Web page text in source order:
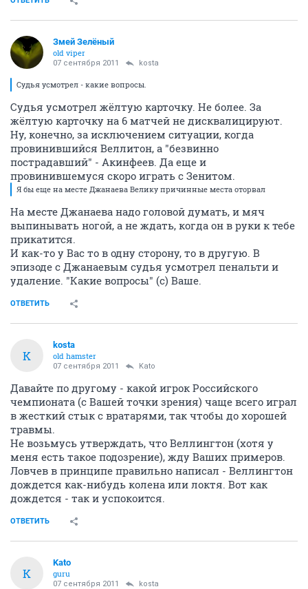
Змей Зелёный
old viper
07 сентября 2011 kosta
Судья усмотрел - какие вопросы.
Судья усмотрел жёлтую карточку. Не более. За
жёлтую карточку на 6 матчей не дисквалицируют.
Ну, конечно, за исключением ситуации, когда
провинившийся Веллитон, а "безвинно
пострадавший" - Акинфеев. Да еще и
провинившемуся скоро играть с Зенитом.
Я бы еще на месте Джанаева Велику причинные места оторвал
На месте Джанаева надо головой думать, и мяч
выпинывать ногой, а не ждать, когда он в руки к тебе
прикатится.
И как-то у Вас то в одну сторону, то в другую. В
эпизоде с Джанаевым судья усмотрел пенальти и
удаление. "Какие вопросы" (с) Ваше.
ОТВЕТИТЬ
K
kosta
old hamster
07 сентября 2011 Kato
Давайте по другому - какой игрок Российского
чемпионата (с Вашей точки зрения) чаще всего играл
в жесткий стык с вратарями, так чтобы до хорошей
травмы.
Не возьмусь утверждать, что Веллингтон (хотя у
меня есть такое подозрение), жду Ваших примеров.
Ловчев в принципе правильно написал - Веллингтон
дождется как-нибудь колена или локтя. Вот как
дождется - так и успокоится.
ОТВЕТИТЬ
K
Kato
guru
07 сентября 2011 kosta